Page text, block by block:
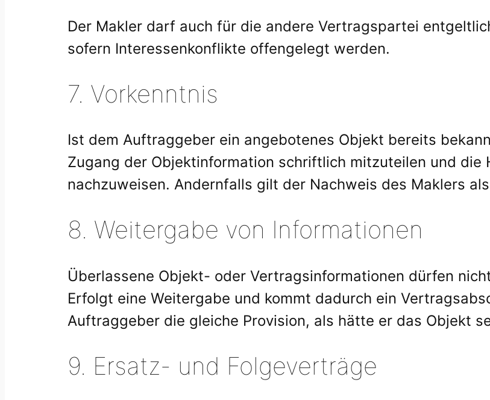
Der Makler darf auch für die andere Vertragspartei
sofern Interessenkonflikte offengelegt werden.
7. Vorkenntnis
Ist dem Auftraggeber ein angebotenes Objekt bereits
Zugang der Objektinformation schriftlich mitzuteilen und die
nachzuweisen. Andernfalls gilt der Nachweis des Maklers
8. Weitergabe von Informationen
Überlassene Objekt- oder Vertragsinformationen dürfen
Erfolgt eine Weitergabe und kommt dadurch ein
Auftraggeber die gleiche Provision, als hätte er das Objekt
9. Ersatz- und Folgeverträge